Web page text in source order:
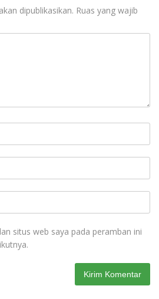
dipublikasikan. Ruas yang wajib
situs web saya pada peramban ini